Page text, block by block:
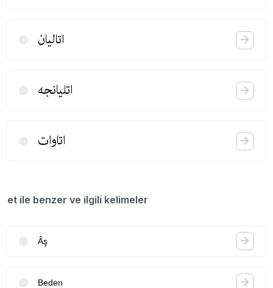
اتالیان
اتلیانجه
اتاوات
et ile benzer ve ilgili kelimeler
Âş
Beden